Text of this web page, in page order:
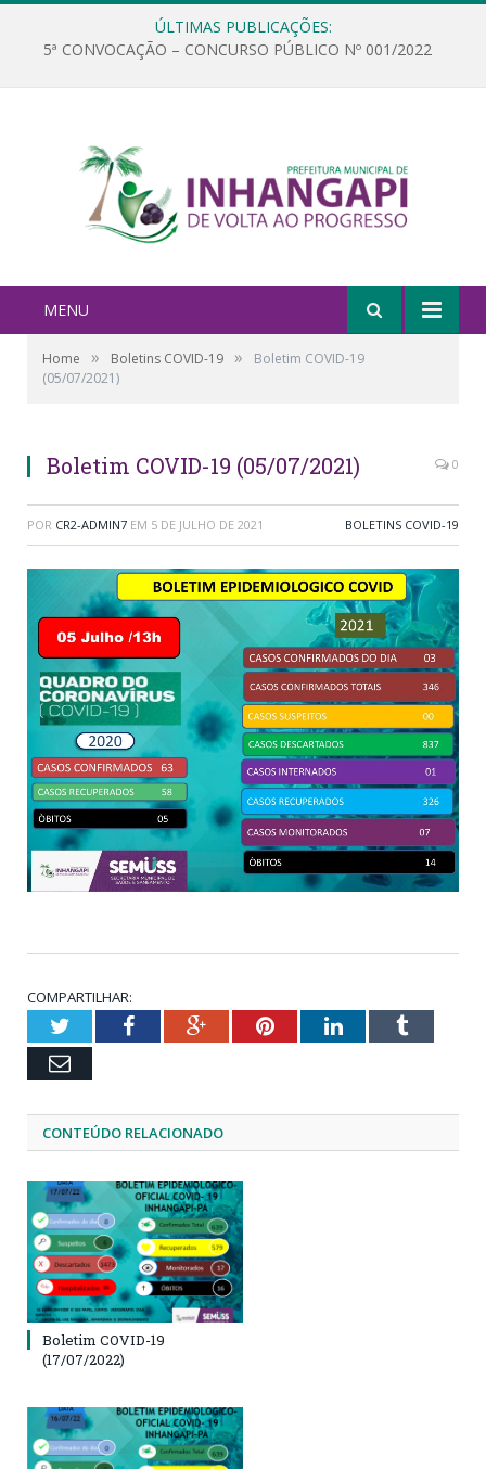
ÚLTIMAS PUBLICAÇÕES:
5ª CONVOCAÇÃO – CONCURSO PÚBLICO Nº 001/2022
MENU
Home » Boletins COVID-19 »
Boletim COVID-19
(05/07/2021)
Boletim COVID-19 (05/07/2021) 0
POR CR2-ADMIN7 EM 5 DE JULHO DE 2021 BOLETINS COVID-19
COMPARTILHAR:
TwitterFacebookGoogle+PinterestLinkedInTumblr
Email
CONTEÚDO RELACIONADO
Boletim COVID-19
(17/07/2022)